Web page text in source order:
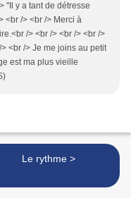
"Il y a tant de détresse
<br /> <br /> Merci à
/> <br /> <br /> <br />
<br /> Je me joins au petit
est ma plus vieille
Le rythme >